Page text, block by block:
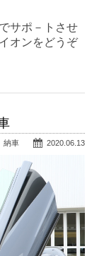
サポ－トさせ
オンをどうぞ
2020.06.13
納車